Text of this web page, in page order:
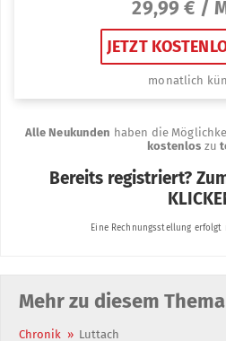
Mehr zu diesem Thema
Chronik » Luttach